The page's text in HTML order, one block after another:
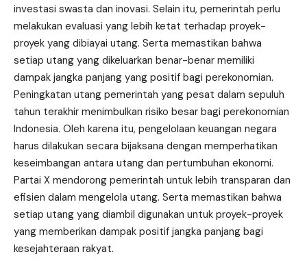
investasi swasta dan inovasi. Selain itu, pemerintah perlu
melakukan evaluasi yang lebih ketat terhadap proyek-
proyek yang dibiayai utang. Serta memastikan bahwa
setiap utang yang dikeluarkan benar-benar memiliki
dampak jangka panjang yang positif bagi perekonomian.
Peningkatan utang pemerintah yang pesat dalam sepuluh
tahun terakhir menimbulkan risiko besar bagi perekonomian
Indonesia. Oleh karena itu, pengelolaan keuangan negara
harus dilakukan secara bijaksana dengan memperhatikan
keseimbangan antara utang dan pertumbuhan ekonomi.
Partai X mendorong pemerintah untuk lebih transparan dan
efisien dalam mengelola utang. Serta memastikan bahwa
setiap utang yang diambil digunakan untuk proyek-proyek
yang memberikan dampak positif jangka panjang bagi
kesejahteraan rakyat.